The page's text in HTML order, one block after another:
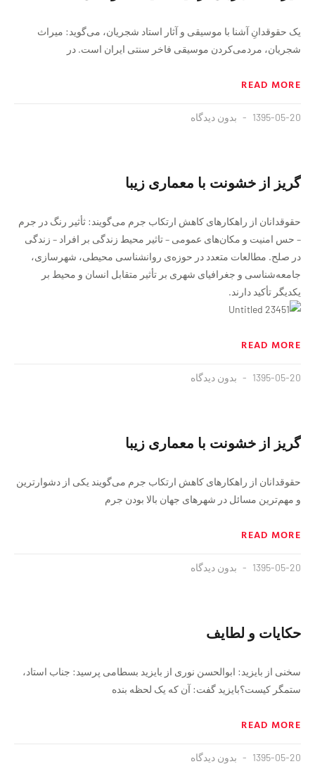
یک حقوقدانِ آشنا با موسیقی و آثار استاد شجریان، می‌گوید: میراث
شجریان، مردمی‌کردن موسیقی فاخر سنتی ایران است. در
READ MORE
1395-05-20 بدون دیدگاه
گریز از خشونت با معماری زیبا
حقوقدانان از راهکارهای کاهش ارتکاب جرم می‌گویند: ثأثیر رنگ در جرم
– حس امنیت و مکان‌های عمومی – تاثیر محیط زندگی بر افراد – زندگی
در صلح. مطالعات متعدد در حوزه‌ی روانشناسی محیطی، شهرسازی،
جامعه‌شناسی و جغرافیای شهری بر تأثیر متقابل انسان و محیط بر
یکدیگر تأکید دارند.
READ MORE
1395-05-20 بدون دیدگاه
گریز از خشونت با معماری زیبا
حقوقدانان از راهکارهای کاهش ارتکاب جرم می‌گویند یکی از دشوارترین
و مهم‌ترین مسائل در شهرهای جهان بالا بودن جرم
READ MORE
1395-05-20 بدون دیدگاه
حکایات و لطایف
سخنى از بايزيد: ابوالحسن نورى از بايزيد بسطامى پرسيد: جناب استاد،
ستمگر كيست؟بايزيد گفت: آن كه يک لحظه بنده
READ MORE
1395-05-20 بدون دیدگاه